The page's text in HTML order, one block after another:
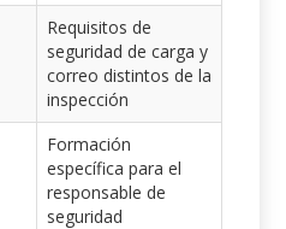
Requisitos de
seguridad de carga y
correo distintos de la
inspección
Formación
específica para el
responsable de
seguridad